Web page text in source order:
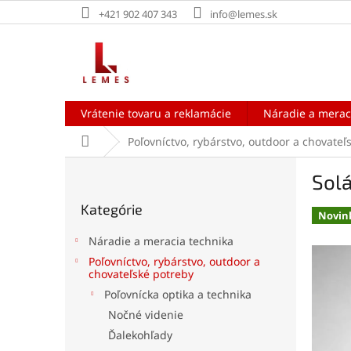
na
+421 902 407 343 info@lemes.sk
Vrátenie tovaru a reklamácie Náradie a
DomovPoľovníctvo, rybárstvo, outdoor a
kategórie
Kategórie
Náradie a meracia technika
Poľovníctvo, rybárstvo, outdoor a
chovateľské potreby
Poľovnícka optika a technika
Nočné videnie
Ďalekohľady